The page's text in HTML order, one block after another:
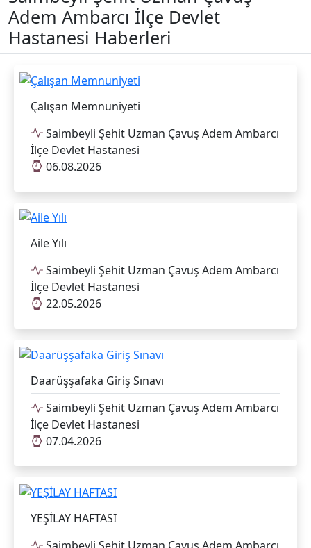
Adem Ambarcı İlçe Devlet
Hastanesi Haberleri
Çalışan Memnuniyeti
Saimbeyli Şehit Uzman Çavuş Adem Ambarcı
İlçe Devlet Hastanesi
06.08.2026
Aile Yılı
Saimbeyli Şehit Uzman Çavuş Adem Ambarcı
İlçe Devlet Hastanesi
22.05.2026
Daarüşşafaka Giriş Sınavı
Saimbeyli Şehit Uzman Çavuş Adem Ambarcı
İlçe Devlet Hastanesi
07.04.2026
YEŞİLAY HAFTASI